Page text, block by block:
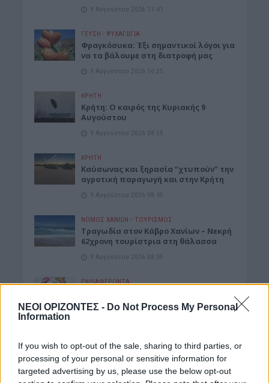
ΝΕΟΙ ΟΡΙΖΟΝΤΕΣ - Do Not Process My Personal
Information
If you wish to opt-out of the sale, sharing to third parties, or
processing of your personal or sensitive information for
targeted advertising by us, please use the below opt-out
9 Αυγούστου 2026 11:41
ΓΕΎΣΗ - ΨΥΧΑΓΩΓΊΑ
Φραγκόσυκα: Έξι σημαντικοί λόγοι για
να τα βάλουμε στη διατροφή μας
9 Αυγούστου 2026 10:25
ΚΡΗΤΗ
Κρήτη: Ο καιρός της Κυριακής 9
Αυγούστου
9 Αυγούστου 2026 08:50
ΚΡΗΤΗ
Καύσωνας και ξηρασία “χτυπούν” την
αγροτική παραγωγή και στην Κρήτη
9 Αυγούστου 2026 08:45
ΝΟΜΌΣ ΧΑΝΊΩΝ • ΤΟΥΡΙΣΜΟΣ
Τραγωδία στον Κάβρο Χανίων – Νεκρή
62χρονη τουρίστρια στη θάλασσα
9 Αυγούστου 2026 08:35
ΕΝΔΙΑΦΕΡΟΝΤΑ
9 Αυγούστου 2026 08:22
Έλληνες πρωθυπουργοί που
«έφυγαν» πάμφτωχοι
8 Αυγούστου 2026 19:33